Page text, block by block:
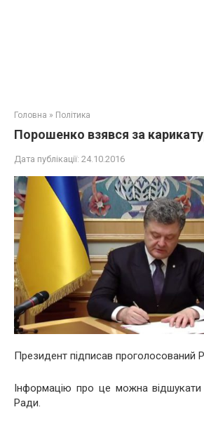
Головна » Політика
Порошенко взявся за
Дата публікації: 24.10.2016
Президент підписав проголосований
Інформацію про це можна
Ради.